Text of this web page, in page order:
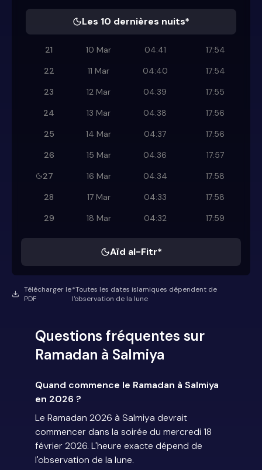
Les 10 dernières nuits*
21 10 Mar 04:41
17:54
22
11 Mar 04:40
17:54
23
12 Mar 04:39
17:55
24
13 Mar 04:38
17:56
25
14 Mar 04:37
17:56
26
15 Mar 04:36
17:57
27
16 Mar 04:34
17:58
28
17 Mar 04:33
17:58
29
18 Mar 04:32 17:59
Aïd al-Fitr*
Télécharger le
PDF
*Toutes les dates islamiques dépendent de
l'observation de la lune
Questions fréquentes sur
Ramadan à Salmiya
Quand commence le Ramadan à Salmiya
en 2026 ?
Le Ramadan 2026 à Salmiya devrait
commencer dans la soirée du mercredi 18
février 2026. L'heure exacte dépend de
l'observation de la lune.